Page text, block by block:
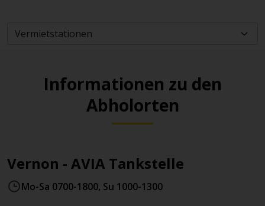
Informationen zu den
Abholorten
Vernon - AVIA Tankstelle
Mo-Sa 0700-1800, Su 1000-1300